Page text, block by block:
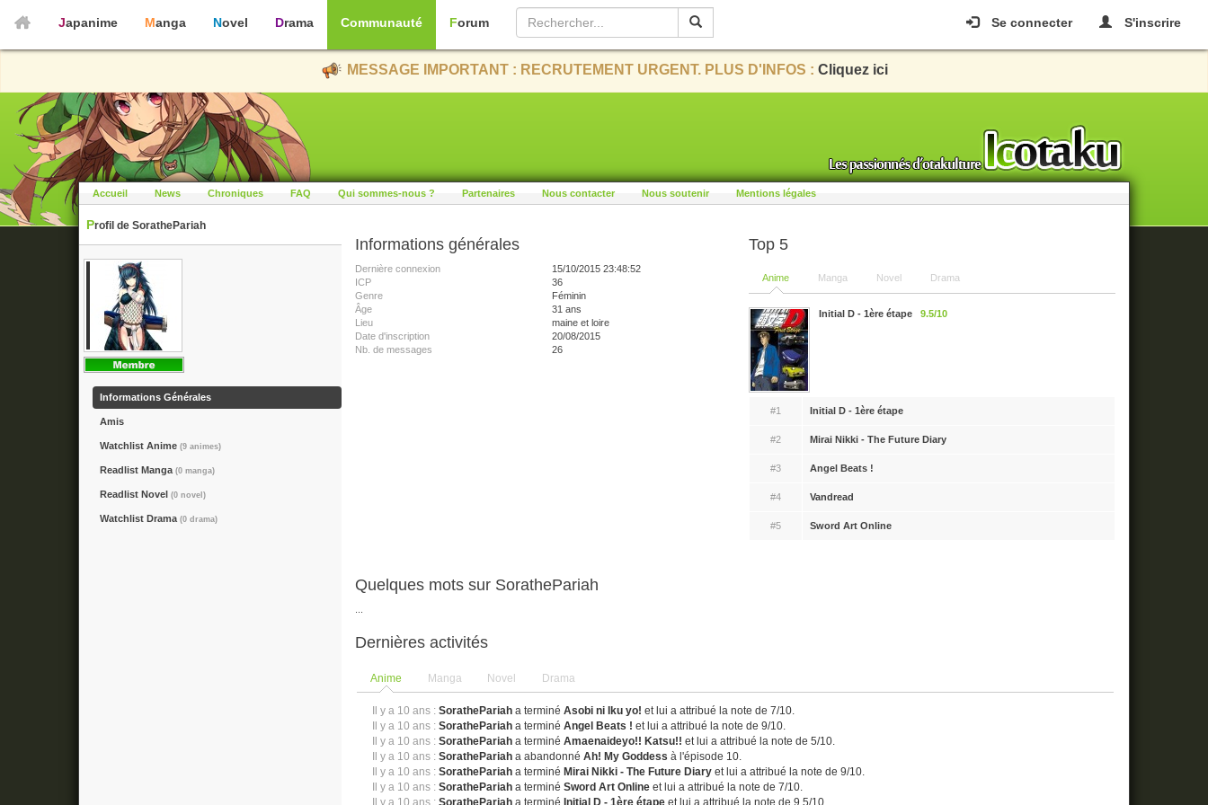
Se connecter S'inscrire
Japanime Manga Novel Drama Communauté Forum
MESSAGE IMPORTANT : RECRUTEMENT URGENT. PLUS D'INFOS : Cliquez ici
Accueil News Chroniques FAQ Qui sommes-nous ? Partenaires Nous contacter Nous soutenir Mentions légales
Profil de SorathePariah
Informations Générales
Amis
Watchlist Anime (9 animes)
Readlist Manga (0 manga)
Readlist Novel (0 novel)
Watchlist Drama (0 drama)
Informations générales
Dernière connexion
15/10/2015 23:48:52
ICP
36
Genre
Féminin
Âge
31 ans
Lieu
maine et loire
Date d'inscription
20/08/2015
Nb. de messages
26
Top 5
Anime Manga Novel Drama
Initial D - 1ère étape 9.5/10
#1 Initial D - 1ère étape
#2 Mirai Nikki - The Future Diary
#3 Angel Beats !
#4 Vandread
#5 Sword Art Online
Quelques mots sur SorathePariah
Dernières activités
Anime Manga Novel Drama
Il y a 10 ans : SorathePariah a terminéAsobi ni Iku yo! et lui a attribué la note de 7/10.
Il y a 10 ans : SorathePariah a terminéAngel Beats ! et lui a attribué la note de 9/10.
Il y a 10 ans : SorathePariah a terminéAmaenaideyo!! Katsu!! et lui a attribué la note de 5/10.
Il y a 10 ans : SorathePariah a abandonnéAh! My Goddess à l'épisode 10.
Il y a 10 ans : SorathePariah a terminé Mirai Nikki - The Future Diary et lui a attribué la note de 9/10.
Il y a 10 ans : SorathePariah a terminéSword Art Online et lui a attribué la note de 7/10.
Il y a 10 ans : SorathePariah a terminé Initial D - 1ère étape et lui a attribué la note de 9.5/10.